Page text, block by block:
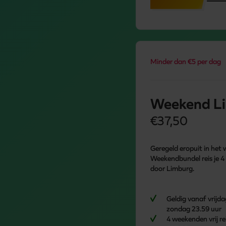
Minder dan €5 per dag
Weekend
€37,50
Geregeld eropuit in het
Weekendbundel reis je
door Limburg.
Geldig vanaf
zondag 23.59 uur
4 weekenden vrij